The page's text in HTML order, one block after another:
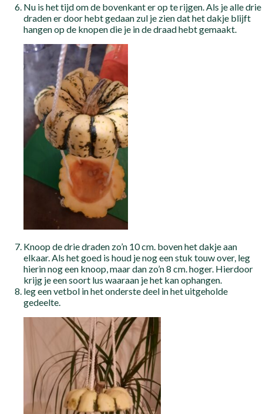
Nu is het tijd om de bovenkant er op te rijgen. Als je alle drie
draden er door hebt gedaan zul je zien dat het dakje blijft
hangen op de knopen die je in de draad hebt gemaakt.
Knoop de drie draden zo’n 10 cm. boven het dakje aan
elkaar. Als het goed is houd je nog een stuk touw over, leg
hierin nog een knoop, maar dan zo’n 8 cm. hoger. Hierdoor
krijg je een soort lus waaraan je het kan ophangen.
leg een vetbol in het onderste deel in het uitgeholde
gedeelte.